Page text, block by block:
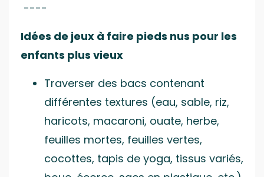
----
Idées de jeux à faire pieds nus pour les
enfants plus vieux
Traverser des bacs contenant
différentes textures (eau, sable, riz,
haricots, macaroni, ouate, herbe,
feuilles mortes, feuilles vertes,
cocottes, tapis de yoga, tissus variés,